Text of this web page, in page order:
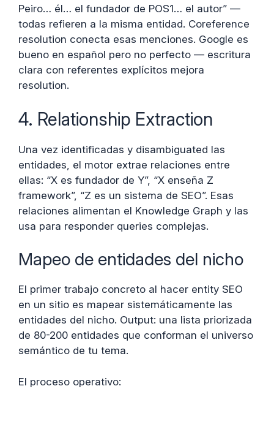
Peiro… él… el fundador de POS1… el autor” —
todas refieren a la misma entidad. Coreference
resolution conecta esas menciones. Google es
bueno en español pero no perfecto — escritura
clara con referentes explícitos mejora
resolution.
4. Relationship Extraction
Una vez identificadas y disambiguated las
entidades, el motor extrae relaciones entre
ellas: “X es fundador de Y”, “X enseña Z
framework”, “Z es un sistema de SEO”. Esas
relaciones alimentan el Knowledge Graph y las
usa para responder queries complejas.
Mapeo de entidades del nicho
El primer trabajo concreto al hacer entity SEO
en un sitio es mapear sistemáticamente las
entidades del nicho. Output: una lista priorizada
de 80-200 entidades que conforman el universo
semántico de tu tema.
El proceso operativo: